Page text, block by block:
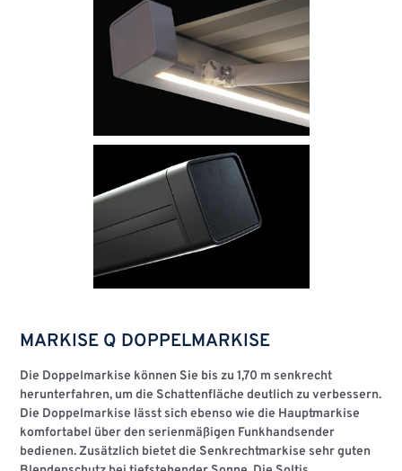
MARKISE Q DOPPELMARKISE
Die Doppelmarkise können Sie bis zu 1,70 m senkrecht
herunterfahren, um die Schattenfläche deutlich zu verbessern.
Die Doppelmarkise lässt sich ebenso wie die Hauptmarkise
komfortabel über den serienmäßigen Funkhandsender
bedienen. Zusätzlich bietet die Senkrechtmarkise sehr guten